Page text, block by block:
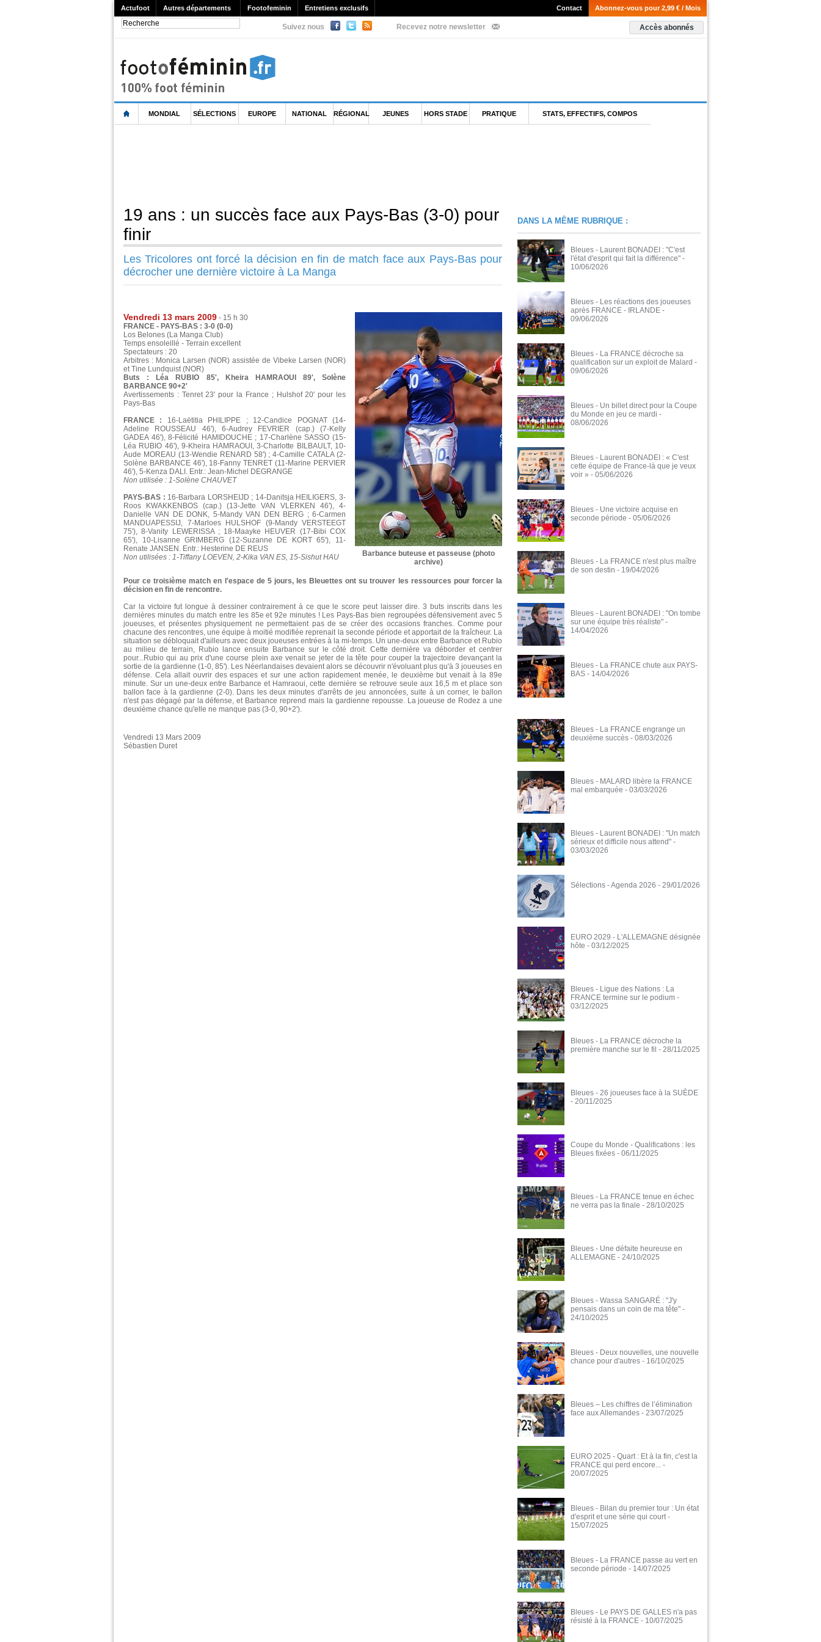
Actufoot Autres départements Footofeminin Entretiens exclusifs Abonnez-vous pour 2,99 € / Mois
Contact
Suivez nous Recevez notre newsletter Accès abonnés
MONDIAL SÉLECTIONS EUROPE NATIONAL RÉGIONAL JEUNES HORS STADE PRATIQUE STATS, EFFECTIFS, COMPOS
19 ans : un succès face aux Pays-Bas (3-0) pour
finir
Les Tricolores ont forcé la décision en fin de match face aux Pays-Bas pour
décrocher une dernière victoire à La Manga
Barbance buteuse et passeuse (photo
archive)
Vendredi 13 mars 2009 - 15 h 30
FRANCE - PAYS-BAS : 3-0 (0-0)
Los Belones (La Manga Club)
Temps ensoleillé - Terrain excellent
Spectateurs : 20
Arbitres : Monica Larsen (NOR) assistée de Vibeke Larsen (NOR)
et Tine Lundquist (NOR)
Buts : Léa RUBIO 85', Kheira HAMRAOUI 89', Solène
BARBANCE 90+2'
Avertissements : Tenret 23' pour la France ; Hulshof 20' pour les
Pays-Bas
FRANCE :
16-Laëtitia PHILIPPE ; 12-Candice POGNAT (14-
Adeline ROUSSEAU 46'), 6-Audrey FEVRIER (cap.) (7-Kelly
GADEA 46'), 8-Félicité HAMIDOUCHE ; 17-Charlène SASSO (15-
Léa RUBIO 46'), 9-Kheira HAMRAOUI, 3-Charlotte BILBAULT, 10-
Aude MOREAU (13-Wendie RENARD 58') ; 4-Camille CATALA (2-
Solène BARBANCE 46'), 18-Fanny TENRET (11-Marine PERVIER
46'), 5-Kenza DALI. Entr.: Jean-Michel DEGRANGE
Non utilisée : 1-Solène CHAUVET
PAYS-BAS : 16-Barbara LORSHEIJD ; 14-Danitsja HEILIGERS, 3-
Roos KWAKKENBOS (cap.) (13-Jette VAN VLERKEN 46'), 4-
Danielle VAN DE DONK, 5-Mandy VAN DEN BERG ; 6-Carmen
MANDUAPESSIJ, 7-Marloes HULSHOF (9-Mandy VERSTEEGT
75'), 8-Vanity LEWERISSA ; 18-Maayke HEUVER (17-Bibi COX
65'), 10-Lisanne GRIMBERG (12-Suzanne DE KORT 65'), 11-
Renate JANSEN. Entr.: Hesterine DE REUS
Non utilisées : 1-Tiffany LOEVEN, 2-Kika VAN ES, 15-Sishut HAU
Pour ce troisième match en l'espace de 5 jours, les Bleuettes ont su trouver les ressources pour forcer la
décision en fin de rencontre.
Car la victoire fut longue à dessiner contrairement à ce que le score peut laisser dire. 3 buts inscrits dans les
dernières minutes du match entre les 85e et 92e minutes ! Les Pays-Bas bien regroupées défensivement avec 5
joueuses, et présentes physiquement ne permettaient pas de se créer des occasions franches. Comme pour
chacune des rencontres, une équipe à moitié modifiée reprenait la seconde période et apportait de la fraîcheur. La
situation se débloquait d'ailleurs avec deux joueuses entrées à la mi-temps. Un une-deux entre Barbance et Rubio
au milieu de terrain, Rubio lance ensuite Barbance sur le côté droit. Cette dernière va déborder et centrer
pour...Rubio qui au prix d'une course plein axe venait se jeter de la tête pour couper la trajectoire devançant la
sortie de la gardienne (1-0, 85'). Les Néerlandaises devaient alors se découvrir n'évoluant plus qu'à 3 joueuses en
défense. Cela allait ouvrir des espaces et sur une action rapidement menée, le deuxième but venait à la 89e
minute. Sur un une-deux entre Barbance et Hamraoui, cette dernière se retrouve seule aux 16,5 m et place son
ballon face à la gardienne (2-0). Dans les deux minutes d'arrêts de jeu annoncées, suite à un corner, le ballon
n'est pas dégagé par la défense, et Barbance reprend mais la gardienne repousse. La joueuse de Rodez a une
deuxième chance qu'elle ne manque pas (3-0, 90+2').
Vendredi 13 Mars 2009
Sébastien Duret
DANS LA MÊME RUBRIQUE :
Bleues - Laurent BONADEI : "C'est
l'état d'esprit qui fait la différence" -
10/06/2026
Bleues - Les réactions des joueuses
après FRANCE - IRLANDE -
09/06/2026
Bleues - La FRANCE décroche sa
qualification sur un exploit de Malard -
09/06/2026
Bleues - Un billet direct pour la Coupe
du Monde en jeu ce mardi -
08/06/2026
Bleues - Laurent BONADEI : « C'est
cette équipe de France-là que je veux
voir » - 05/06/2026
Bleues - Une victoire acquise en
seconde période - 05/06/2026
Bleues - La FRANCE n'est plus maître
de son destin - 19/04/2026
Bleues - Laurent BONADEI : "On tombe
sur une équipe très réaliste" -
14/04/2026
Bleues - La FRANCE chute aux PAYS-
BAS - 14/04/2026
Bleues - La FRANCE engrange un
deuxième succès - 08/03/2026
Bleues - MALARD libère la FRANCE
mal embarquée - 03/03/2026
Bleues - Laurent BONADEI : "Un match
sérieux et difficile nous attend" -
03/03/2026
Sélections - Agenda 2026 - 29/01/2026
EURO 2029 - L'ALLEMAGNE désignée
hôte - 03/12/2025
Bleues - Ligue des Nations : La
FRANCE termine sur le podium -
03/12/2025
Bleues - La FRANCE décroche la
première manche sur le fil - 28/11/2025
Bleues - 26 joueuses face à la SUÈDE
- 20/11/2025
Coupe du Monde - Qualifications : les
Bleues fixées - 06/11/2025
Bleues - La FRANCE tenue en échec
ne verra pas la finale - 28/10/2025
Bleues - Une défaite heureuse en
ALLEMAGNE - 24/10/2025
Bleues - Wassa SANGARÉ : "J'y
pensais dans un coin de ma tête" -
24/10/2025
Bleues - Deux nouvelles, une nouvelle
chance pour d'autres - 16/10/2025
Bleues – Les chiffres de l’élimination
face aux Allemandes - 23/07/2025
EURO 2025 - Quart : Et à la fin, c'est la
FRANCE qui perd encore... -
20/07/2025
Bleues - Bilan du premier tour : Un état
d'esprit et une série qui court -
15/07/2025
Bleues - La FRANCE passe au vert en
seconde période - 14/07/2025
Bleues - Le PAYS DE GALLES n'a pas
résisté à la FRANCE - 10/07/2025